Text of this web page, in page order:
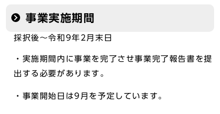
事業実施期間
採択後～令和9年2月末日
・実施期間内に事業を完了させ事業完了報告書を提
出する必要があります。
・事業開始日は9月を予定しています。